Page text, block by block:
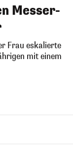
Messer-
Frau eskalierte
mit einem